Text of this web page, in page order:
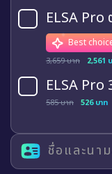
ELSA Pro
Best
3,659 บาท 2,561
ELSA Pro
585 บาท 526 บาท
ชื่อและนา